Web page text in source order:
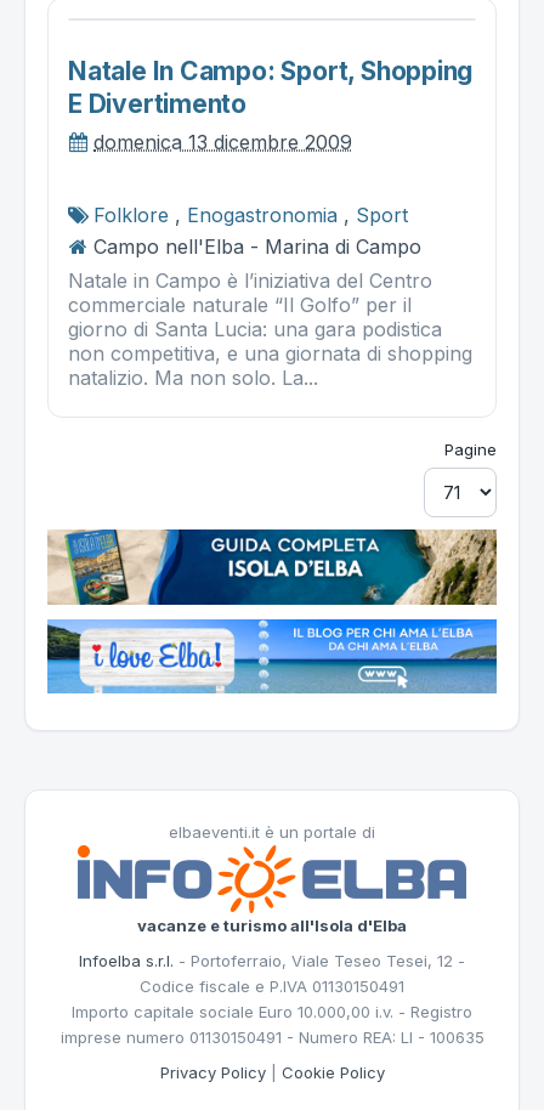
Natale In Campo: Sport, Shopping
E Divertimento
domenica 13 dicembre 2009
Folklore , Enogastronomia , Sport
Campo nell'Elba - Marina di Campo
Natale in Campo è l’iniziativa del Centro
commerciale naturale “Il Golfo” per il
giorno di Santa Lucia: una gara podistica
non competitiva, e una giornata di shopping
natalizio. Ma non solo. La...
Pagine
elbaeventi.it è un portale di
vacanze e turismo all'Isola d'Elba
Infoelba s.r.l. - Portoferraio, Viale Teseo Tesei, 12 -
Codice fiscale e P.IVA 01130150491
Importo capitale sociale Euro 10.000,00 i.v. - Registro
imprese numero 01130150491 - Numero REA: LI - 100635
Privacy Policy| Cookie Policy